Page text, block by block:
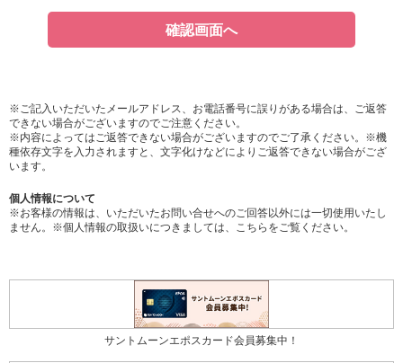
※ご記入いただいたメールアドレス、お電話番号に誤りがある場合は、ご返答
できない場合がございますのでご注意ください。
※内容によってはご返答できない場合がございますのでご了承ください。※機
種依存文字を入力されますと、文字化けなどによりご返答できない場合がござ
います。
個人情報について
※お客様の情報は、いただいたお問い合せへのご回答以外には一切使用いたし
ません。※個人情報の取扱いにつきましては、 こちら をご覧ください。
サントムーンエポスカード会員募集中！